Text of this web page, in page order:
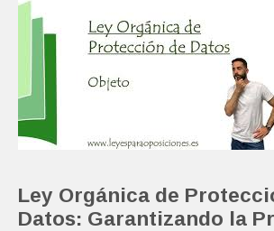
Ley Orgánica de
Datos: Garantizando la